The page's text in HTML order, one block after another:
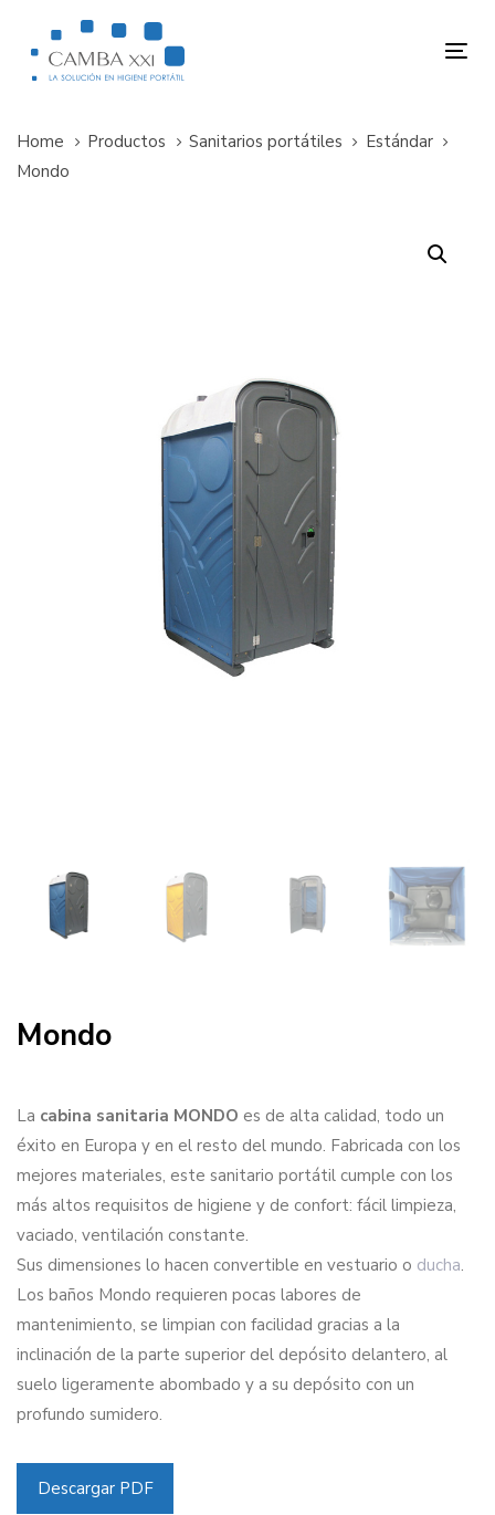
primary
SkipHome Productos Sanitarios portátiles
Estándar
Mondo
Mondo
La cabina sanitaria MONDO es de alta calidad, todo un
éxito en Europa y en el resto del mundo. Fabricada con los
mejores materiales, este sanitario portátil cumple con los
más altos requisitos de higiene y de confort: fácil limpieza,
vaciado, ventilación constante.
Sus dimensiones lo hacen convertible en vestuario o ducha.
Los baños Mondo requieren pocas labores de
mantenimiento, se limpian con facilidad gracias a la
inclinación de la parte superior del depósito delantero, al
suelo ligeramente abombado y a su depósito con un
profundo sumidero.
Descargar PDF